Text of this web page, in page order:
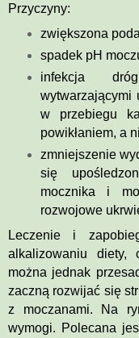
Przyczyny:
zwiększona
spadek pH
infekcja
wytwarzającymi
w przebiegu
powikłaniem, a
zmniejszenie
się
mocznika i
rozwojowe
Leczenie i
alkalizowaniu diety,
można jednak
zaczną rozwijać się
z moczanami. Na
wymogi. Polecana